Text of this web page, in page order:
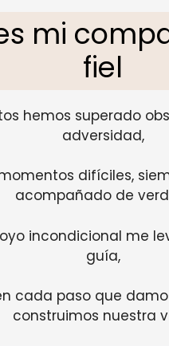
mi
fiel
hemos superado
adversidad,
difíciles,
acompañado de
incondicional me
guía,
cada paso que
construimos nuestra